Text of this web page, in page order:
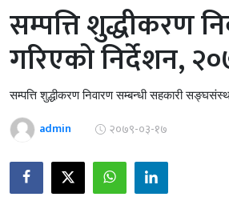
सम्पर्क
सम्पत्ति शुद्धीकरण
गरिएको निर्देशन,
सम्पत्ति शुद्धीकरण निवारण सम्बन्धी सहकारी
admin २०७९-०३-१७